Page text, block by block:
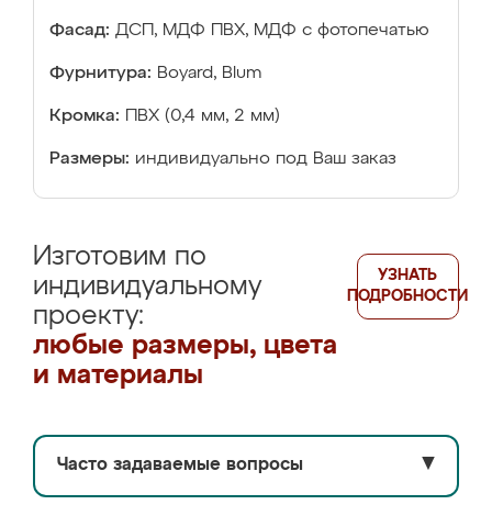
Фасад: ДСП, МДФ ПВХ, МДФ с фотопечатью
Фурнитура: Boyard, Blum
Кромка: ПВХ (0,4 мм, 2 мм)
Размеры: индивидуально под Ваш заказ
Изготовим по
индивидуальному
проекту:
любые размеры, цвета
и материалы
УЗНАТЬ
ПОДРОБНОСТИ
Часто задаваемые вопросы ▼